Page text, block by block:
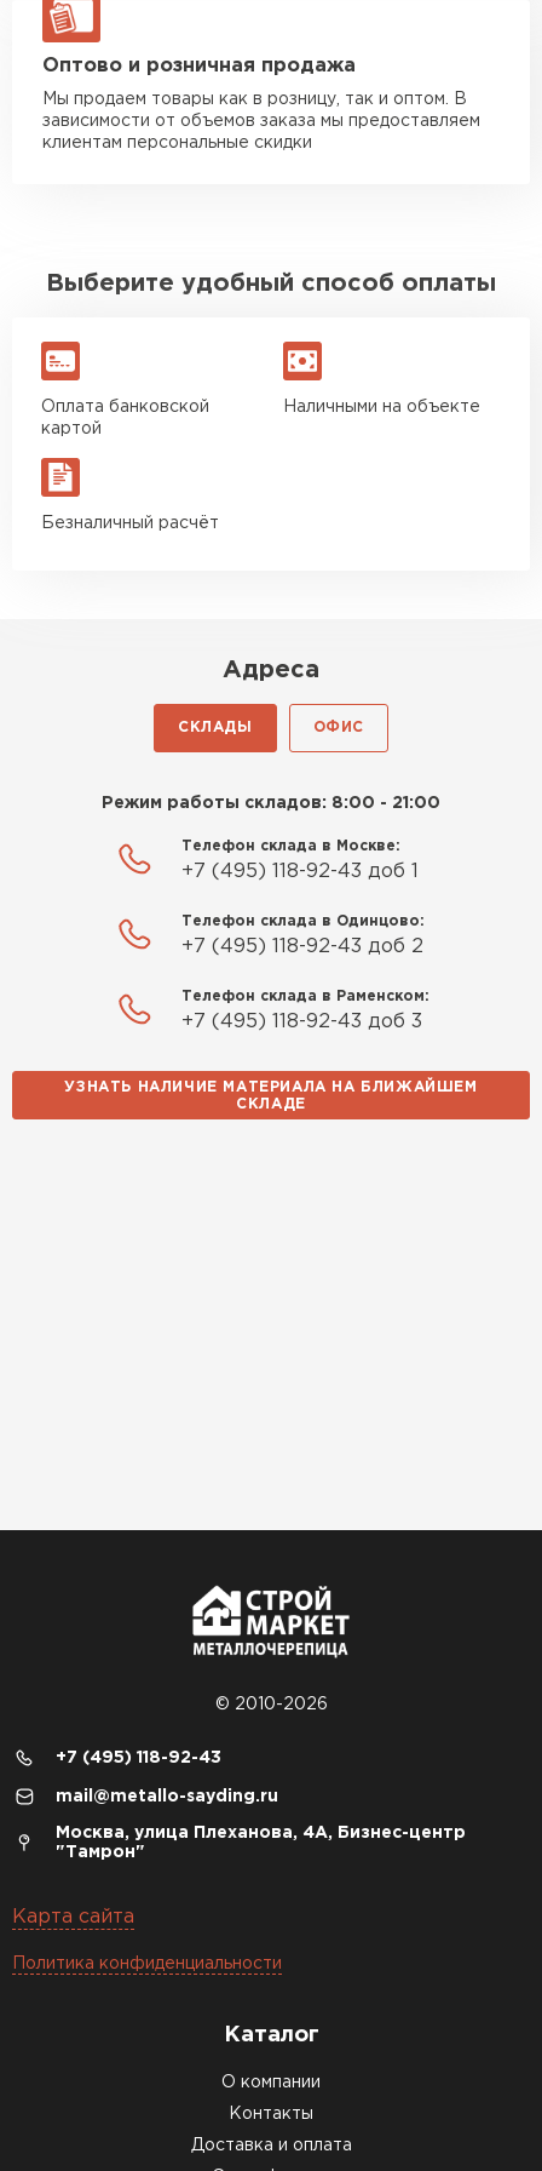
ЗАКАЗАТЬ С ДОСТАВКОЙ
Оптово и розничная продажа
Мы продаем товары как в розницу, так и оптом. В
зависимости от объемов заказа мы предоставляем
клиентам персональные скидки
Выберите удобный способ оплаты
Оплата банковской
картой
Наличными на объекте
Безналичный расчёт
Адреса
СКЛАДЫ ОФИС
Режим работы складов: 8:00 - 21:00
Телефон склада в Москве:
+7 (495) 118-92-43 доб 1
Телефон склада в Одинцово:
+7 (495) 118-92-43 доб 2
Телефон склада в Раменском:
+7 (495) 118-92-43 доб 3
УЗНАТЬ НАЛИЧИЕ МАТЕРИАЛА НА БЛИЖАЙШЕМ
СКЛАДЕ
© 2010-2026
+7 (495) 118-92-43
mail@metallo-sayding.ru
Москва, улица Плеханова, 4А, Бизнес-центр
"Тамрон"
Карта сайта
Политика конфиденциальности
Каталог
О компании
Контакты
Доставка и оплата